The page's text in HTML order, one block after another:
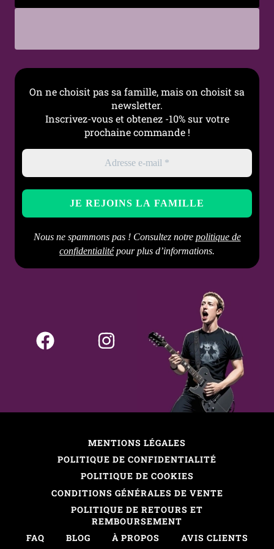
On ne choisit pas sa famille, mais on choisit sa
newsletter.
Inscrivez-vous et obtenez -10% sur votre
prochaine commande !
Nous ne spammons pas ! Consultez notre politique de
confidentialitépour plus d’informations.
MENTIONS LÉGALES
POLITIQUE DE CONFIDENTIALITÉ
POLITIQUE DE COOKIES
CONDITIONS GÉNÉRALES DE VENTE
POLITIQUE DE RETOURS ET
REMBOURSEMENT
FAQ
BLOG À PROPOS
AVIS CLIENTS